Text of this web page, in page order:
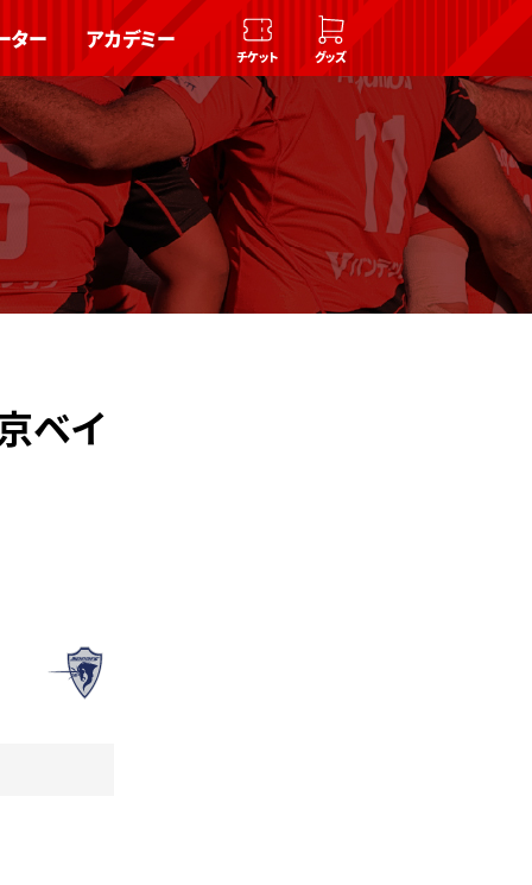
ター アカデミー
チケット グッズ
ベイ